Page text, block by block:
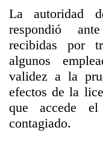
La autoridad
respondió
recibidas por
algunos
validez a la
efectos de la
que accede el
contagiado.